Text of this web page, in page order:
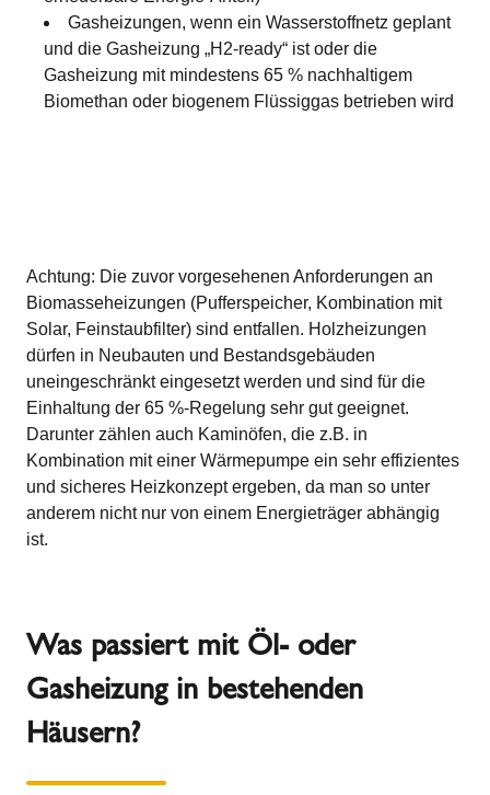
Gasheizungen, wenn ein Wasserstoffnetz geplant
und die Gasheizung „H2-ready“ ist oder die
Gasheizung mit mindestens 65 % nachhaltigem
Biomethan oder biogenem Flüssiggas betrieben wird
Achtung: Die zuvor vorgesehenen Anforderungen an
Biomasseheizungen (Pufferspeicher, Kombination mit
Solar, Feinstaubfilter) sind entfallen. Holzheizungen
dürfen in Neubauten und Bestandsgebäuden
uneingeschränkt eingesetzt werden und sind für die
Einhaltung der 65 %-Regelung sehr gut geeignet.
Darunter zählen auch Kaminöfen, die z.B. in
Kombination mit einer Wärmepumpe ein sehr effizientes
und sicheres Heizkonzept ergeben, da man so unter
anderem nicht nur von einem Energieträger abhängig
ist.
Was passiert mit Öl- oder
Gasheizung in bestehenden
Häusern?